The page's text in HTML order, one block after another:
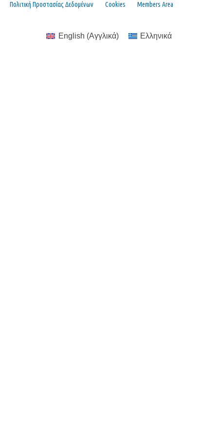
Πολιτική Προστασίας Δεδομένων Cookies Members Area
English (Αγγλικά) Ελληνικά